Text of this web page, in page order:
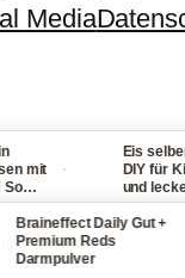
Media
·
Eis selber
DIY für
und lecker,
Daily Gut +
Reds